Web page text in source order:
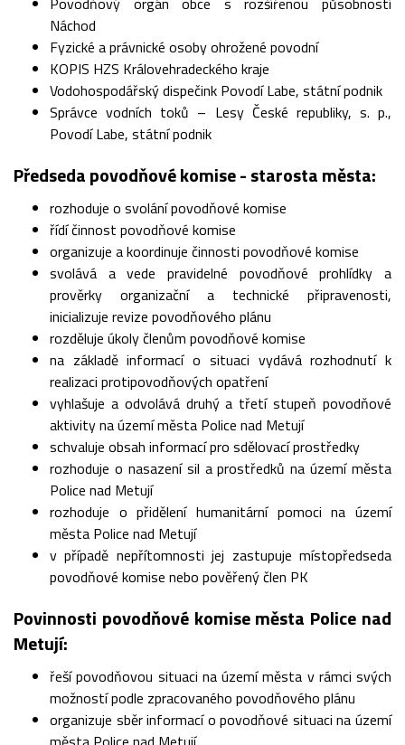
Náchod
Fyzické a právnické osoby ohrožené povodní
KOPIS HZS Královehradeckého kraje
Vodohospodářský dispečink Povodí Labe, státní podnik
Správce vodních toků – Lesy České republiky, s. p.,
Povodí Labe, státní podnik
Předseda povodňové komise - starosta města:
rozhoduje o svolání povodňové komise
řídí činnost povodňové komise
organizuje a koordinuje činnosti povodňové komise
svolává a vede pravidelné povodňové prohlídky a
prověrky organizační a technické připravenosti,
inicializuje revize povodňového plánu
rozděluje úkoly členům povodňové komise
na základě informací o situaci vydává rozhodnutí k
realizaci protipovodňových opatření
vyhlašuje a odvolává druhý a třetí stupeň povodňové
aktivity na území města Police nad Metují
schvaluje obsah informací pro sdělovací prostředky
rozhoduje o nasazení sil a prostředků na území města
Police nad Metují
rozhoduje o přidělení humanitární pomoci na území
města Police nad Metují
v případě nepřítomnosti jej zastupuje místopředseda
povodňové komise nebo pověřený člen PK
Povinnosti povodňové komise města Police nad
Metují:
řeší povodňovou situaci na území města v rámci svých
možností podle zpracovaného povodňového plánu
organizuje sběr informací o povodňové situaci na území